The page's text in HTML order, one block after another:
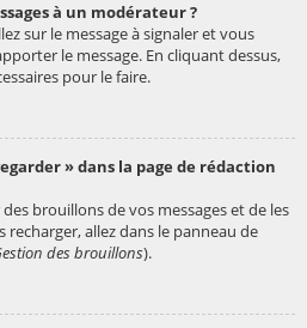
à un modérateur ?
sur le message à signaler et vous
le message. En cliquant dessus,
pour le faire.
» dans la page de rédaction
brouillons de vos messages et de les
allez dans le panneau de
des brouillons).